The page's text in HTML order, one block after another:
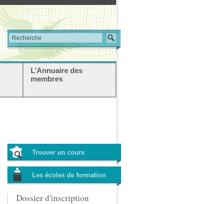
L’Annuaire des
membres
Trouver un cours
Les écoles de formation
Dossier d'inscription